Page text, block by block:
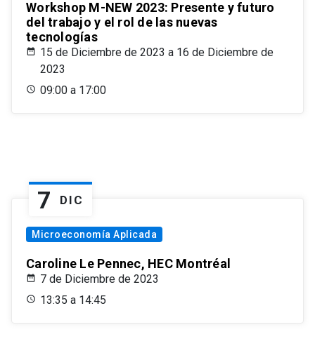
Workshop M-NEW 2023: Presente y futuro
del trabajo y el rol de las nuevas
tecnologías
15 de Diciembre de 2023 a 16 de Diciembre de
2023
09:00 a 17:00
7 DIC
Microeconomía Aplicada
Caroline Le Pennec, HEC Montréal
7 de Diciembre de 2023
13:35 a 14:45